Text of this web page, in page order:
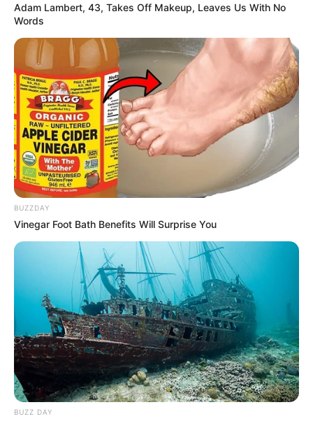
Adam Lambert, 43, Takes Off Makeup, Leaves Us With No
Words
BUZZDAY
Vinegar Foot Bath Benefits Will Surprise You
BUZZ DAY